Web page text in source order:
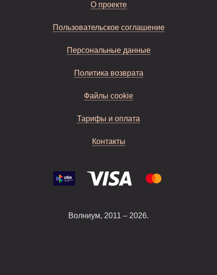
О проекте
Пользовательское соглашение
Персональные данные
Политика возврата
Файлы cookie
Тарифы и оплата
Контакты
Волниум, 2011 – 2026.